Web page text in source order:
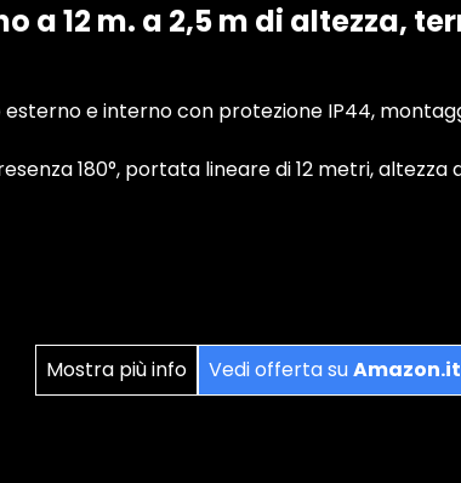
a 12 m. a 2,5 m di altezza,
e interno con protezione IP44,
180°, portata lineare di 12 metri,
Mostra più info Vedi offerta suAmazon.it